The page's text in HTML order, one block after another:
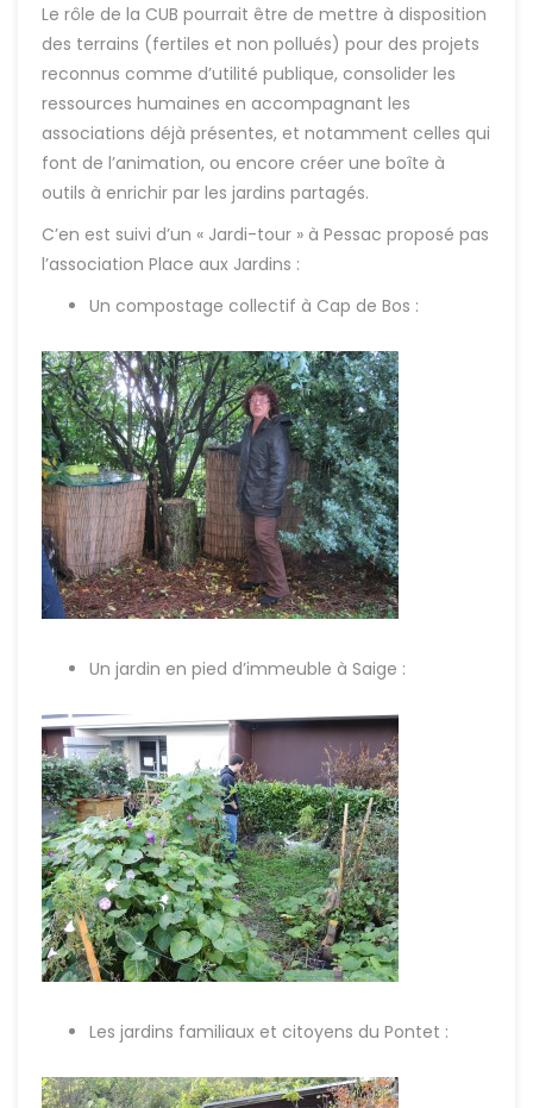
Le rôle de la CUB pourrait être de mettre à disposition
des terrains (fertiles et non pollués) pour des projets
reconnus comme d’utilité publique, consolider les
ressources humaines en accompagnant les
associations déjà présentes, et notamment celles qui
font de l’animation, ou encore créer une boîte à
outils à enrichir par les jardins partagés.
C’en est suivi d’un « Jardi-tour » à Pessac proposé pas
l’association Place aux Jardins :
Un compostage collectif à Cap de Bos :
Un jardin en pied d’immeuble à Saige :
Les jardins familiaux et citoyens du Pontet :